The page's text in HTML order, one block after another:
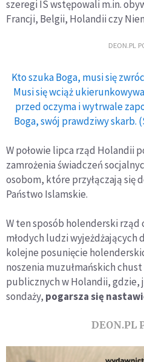
szeregi IS wstępowali m.in.
Francji, Belgii, Holandii czy
DEON.PL
Kto szuka Boga, musi się
Musi się wciąż
przed oczyma i wytrwale
Boga, swój prawdziwy skarb.
W połowie lipca rząd Holandii
zamrożenia świadczeń
osobom, które przyłączają się
Państwo Islamskie.
W ten sposób holenderski rząd
młodych ludzi wyjeżdżających
kolejne posunięcie
noszenia muzułmańskich
publicznych w Holandii, gdzie,
sondaży, pogarsza się
DEON.PL